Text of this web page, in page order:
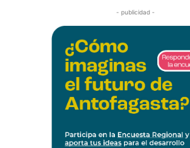
- publicidad -